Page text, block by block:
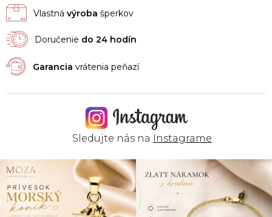
Vlastná výroba šperkov
Doručenie do 24 hodín
Garancia vrátenia peňazí
Sledujte nás na Instagrame